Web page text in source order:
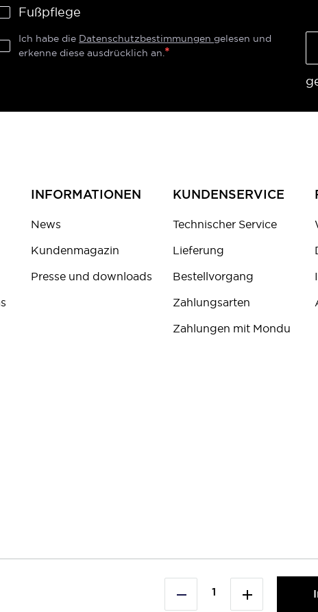
Fußpflege
Ich habe die Datenschutzbestimmungengelesen und
erkenne diese ausdrücklich an.
INFORMATIONEN
News
Kundenmagazin
Presse und downloads
KUNDENSERVICE
Technischer Service
Lieferung
Bestellvorgang
Zahlungsarten
Zahlungen mit Mondu